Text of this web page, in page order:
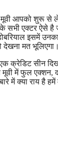
मूवी आपको शुरू
एक्टर ऐसे है
इसमें
मत भूलिएगा।
क्रेडिट सीन
मूवी में फुल
में क्या राय है